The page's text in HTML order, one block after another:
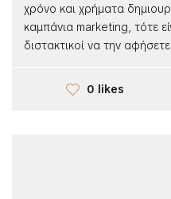
χρόνο και χρήματα
καμπάνια marketing, τότε
διστακτικοί να την
0 likes